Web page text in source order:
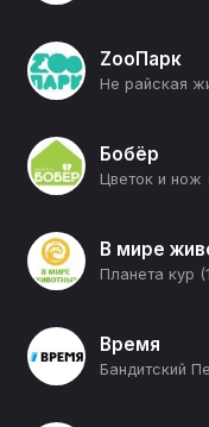
ZooПарк
Бобёр
Цветок и нож
В мире
Планета кур
Время
Бандитский